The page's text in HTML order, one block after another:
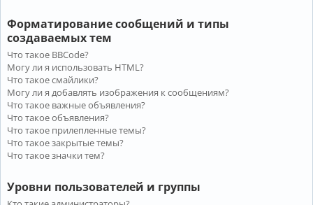
Форматирование сообщений и типы
создаваемых тем
Что такое BBCode?
Могу ли я использовать HTML?
Что такое смайлики?
Могу ли я добавлять изображения к сообщениям?
Что такое важные объявления?
Что такое объявления?
Что такое прилепленные темы?
Что такое закрытые темы?
Что такое значки тем?
Уровни пользователей и группы